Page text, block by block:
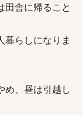
田舎に帰ること
らしになりま
め、昼は引越し